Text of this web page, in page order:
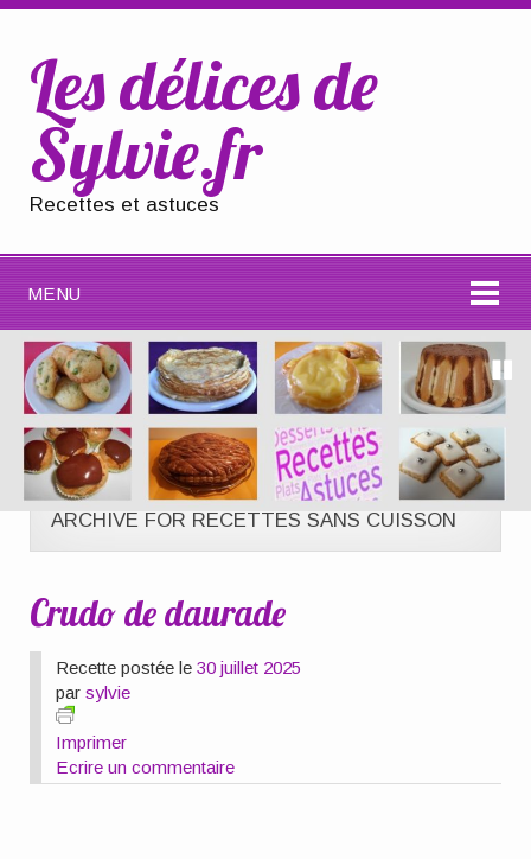
Les délices de
Sylvie.fr
Recettes et astuces
MENU
ARCHIVE FOR RECETTES SANS CUISSON
Crudo de daurade
Recette postée le30 juillet 2025
parsylvie
Imprimer
Ecrire un commentaire